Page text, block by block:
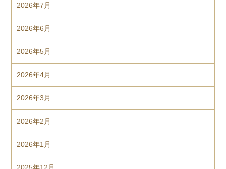
2026年7月
2026年6月
2026年5月
2026年4月
2026年3月
2026年2月
2026年1月